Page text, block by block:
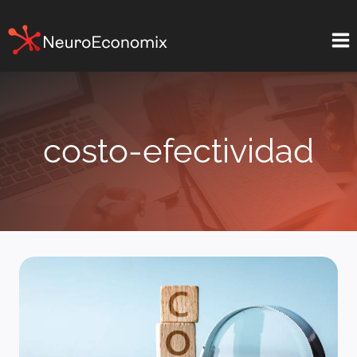
al
contenido
costo-efectividad